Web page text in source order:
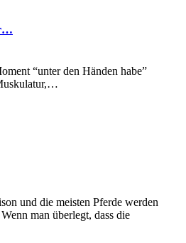
“unter den Händen habe”
und die meisten Pferde werden
man überlegt, dass die